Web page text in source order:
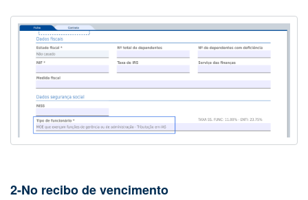
2-No recibo de vencimento